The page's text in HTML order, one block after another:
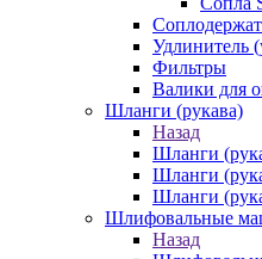
Удлинитель
Фильтры
Валики для
Шланги (рукава)
Назад
Шланги
Шланги
Шланги
Шлифовальные
Назад